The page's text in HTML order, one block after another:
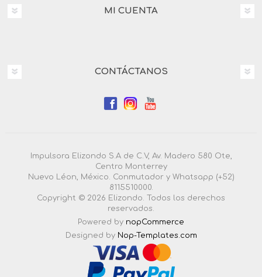
MI CUENTA
CONTÁCTANOS
Impulsora Elizondo S.A de C.V, Av. Madero 580 Ote,
Centro Monterrey
Nuevo Léon, México. Conmutador y Whatsapp (+52)
8115510000.
Copyright © 2026 Elizondo. Todos los derechos
reservados.
Powered by nopCommerce
Designed by Nop-Templates.com